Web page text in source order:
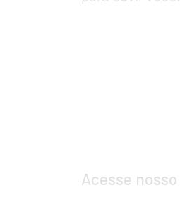
Acesse